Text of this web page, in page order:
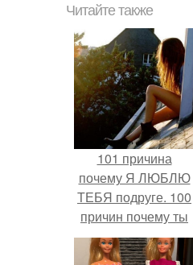
Читайте также
101 причина
почему Я ЛЮБЛЮ
ТЕБЯ подруге. 100
причин почему ты
моя лучшая
подруга.